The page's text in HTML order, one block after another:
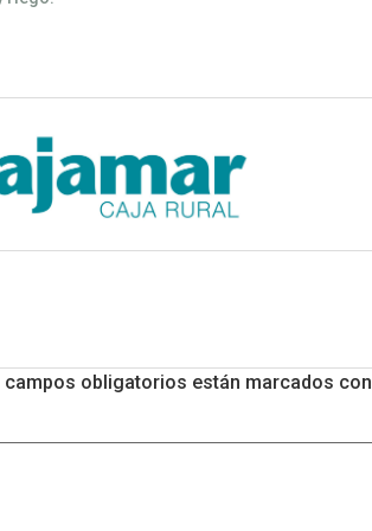
campos obligatorios están marcados con